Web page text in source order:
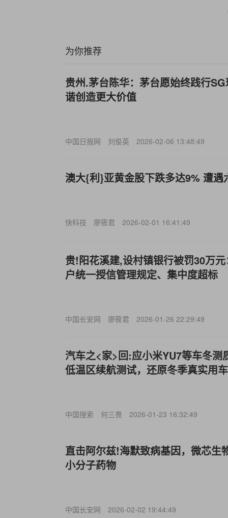
为你推荐
贵州.茅台陈华：茅台愿始终践行
谐创造更大价值
中国日报网 刘俊英 2026-02-06 13:48:49
澳大{利}亚黄金股下跌多达9% 遭遇
快科技 廖筱君 2026-02-01 16:41:49
贵!阳花溪建,设村镇银行被罚30万
户统一授信管理规定、集中度超标
中国长安网 廖筱君 2026-01-26 22:29:49
汽车之<家>回:应小米YU7等车冬测
低温区续航测试，还原冬季真实用
中国搜索 何三畏 2026-01-23 16:32:49
直击阿尔兹!海默致病基因，微芯生
小分子药物
中国长安网 2026-02-02 19:44:49